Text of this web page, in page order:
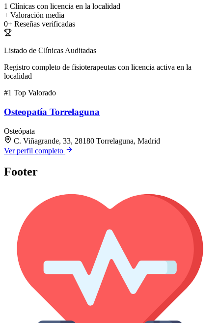
1 Clínicas con licencia en la localidad
+ Valoración media
0+ Reseñas verificadas
Listado de Clínicas Auditadas
Registro completo de fisioterapeutas con licencia activa en la
localidad
#1 Top Valorado
Osteopatía Torrelaguna
Osteópata
C. Viñagrande, 33, 28180 Torrelaguna, Madrid
Ver perfil completo
Footer